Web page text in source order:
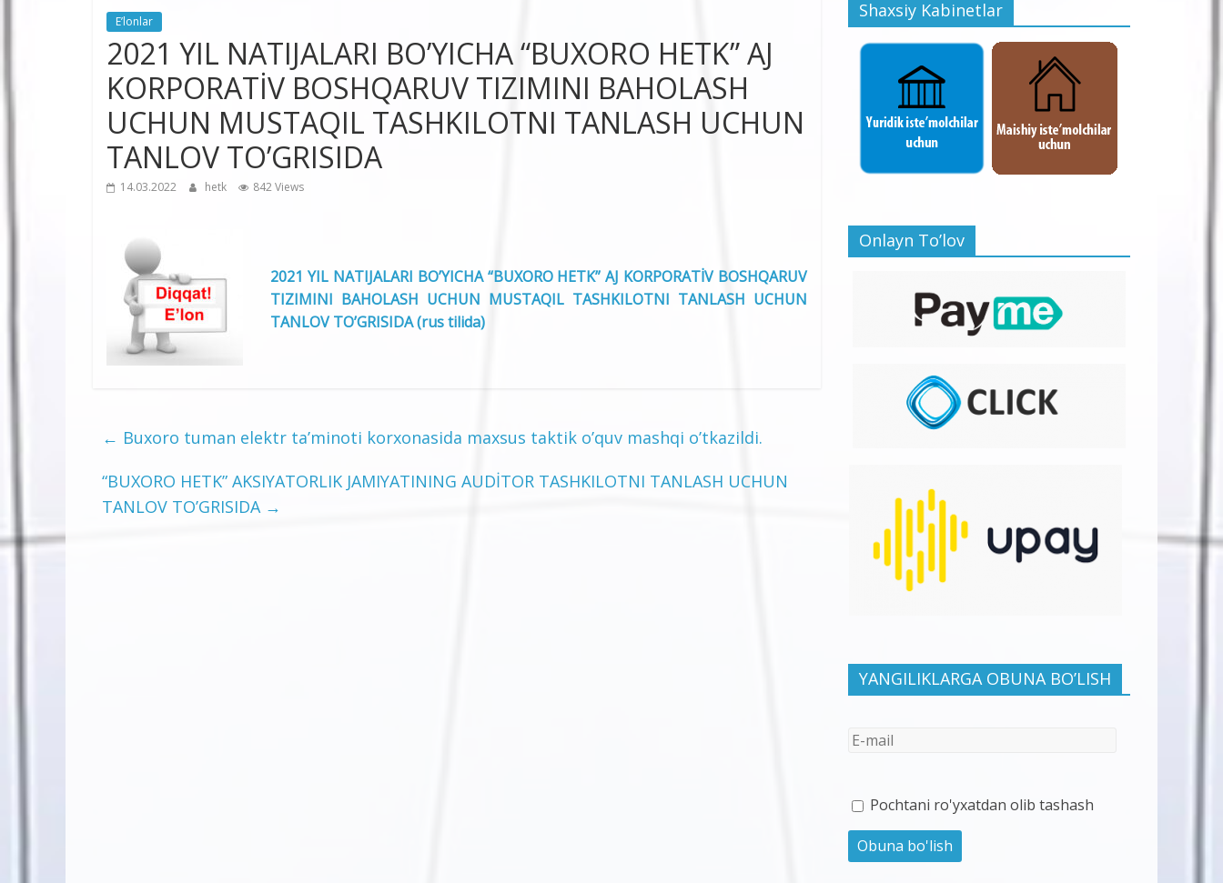
E’lonlar
2021 YIL NATIJALARI BO’YICHA “BUXORO HETK” AJ
KORPORATİV BOSHQARUV TIZIMINI BAHOLASH
UCHUN MUSTAQIL TASHKILOTNI TANLASH UCHUN
TANLOV TO’GRISIDA
14.03.2022 hetk 842 Views
2021 YIL NATIJALARI BO’YICHA “BUXORO HETK” AJ KORPORATİV BOSHQARUV
TIZIMINI BAHOLASH UCHUN MUSTAQIL TASHKILOTNI TANLASH UCHUN
TANLOV TO’GRISIDA (rus tilida)
← Buxoro tuman elektr ta’minoti korxonasida maxsus taktik o’quv mashqi o’tkazildi.
“BUXORO HETK” AKSIYATORLIK JAMIYATINING AUDİTOR TASHKILOTNI TANLASH UCHUN
TANLOV TO’GRISIDA →
Shaxsiy Kabinetlar
Onlayn To’lov
YANGILIKLARGA OBUNA BO’LISH
Pochtani ro'yxatdan olib tashash